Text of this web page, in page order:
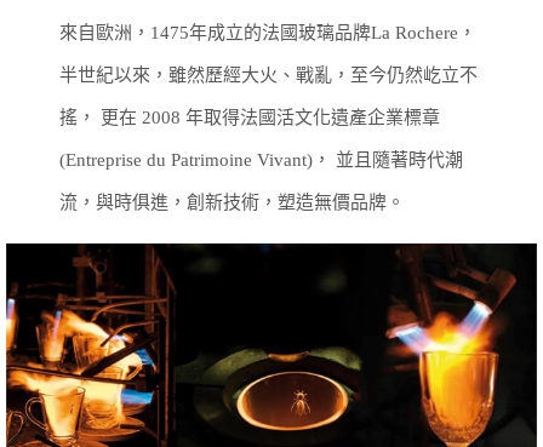
來自歐洲，1475年成立的法國玻璃品牌La Rochere，
半世紀以來，雖然歷經大火、戰亂，至今仍然屹立不
搖， 更在 2008 年取得法國活文化遺產企業標章
(Entreprise du Patrimoine Vivant)， 並且隨著時代潮
流，與時俱進，創新技術，塑造無價品牌。